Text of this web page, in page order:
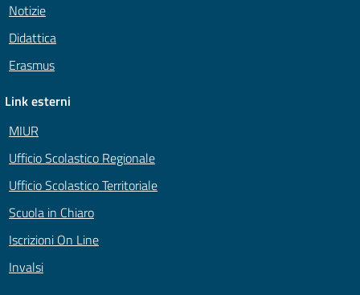
Notizie
Didattica
Erasmus
Link esterni
MIUR
Ufficio Scolastico Regionale
Ufficio Scolastico Territoriale
Scuola in Chiaro
Iscrizioni On Line
Invalsi